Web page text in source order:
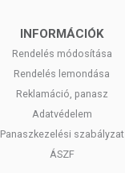
INFORMÁCIÓK
Rendelés módosítása
Rendelés lemondása
Reklamáció, panasz
Adatvédelem
Panaszkezelési szabályzat
ÁSZF